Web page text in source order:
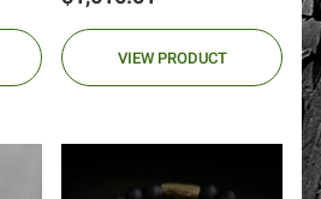
VIEW PRODUCT